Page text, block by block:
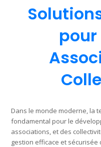
pour
Dans le monde moderne, la
fondamental pour le
associations, et des
gestion efficace et